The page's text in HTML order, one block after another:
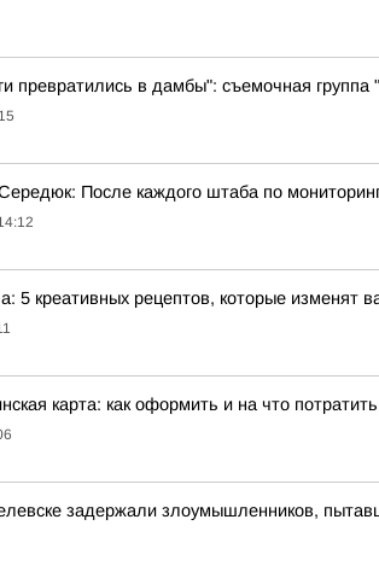
превратились в дамбы": съемочная
После каждого штаба по
5 креативных рецептов, которые изменят
карта: как оформить и на что потратить
задержали злоумышленников,